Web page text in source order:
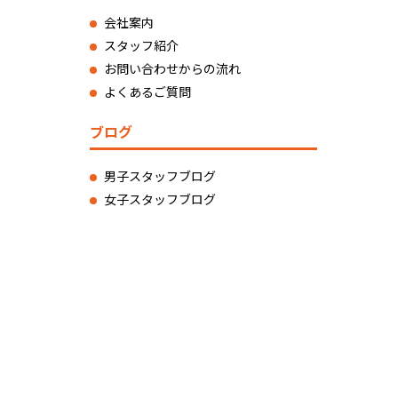
会社案内
スタッフ紹介
お問い合わせからの流れ
よくあるご質問
ブログ
男子スタッフブログ
女子スタッフブログ